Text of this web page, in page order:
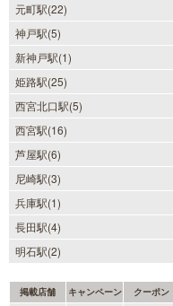
元町駅(22)
神戸駅(5)
新神戸駅(1)
姫路駅(25)
西宮北口駅(5)
西宮駅(16)
芦屋駅(6)
尼崎駅(3)
兵庫駅(1)
長田駅(4)
明石駅(2)
掲載店舗 キャンペーン クーポン